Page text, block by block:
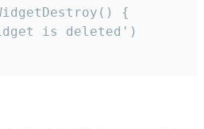
{
is deleted')